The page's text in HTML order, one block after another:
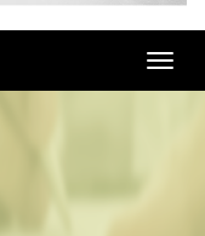
Toggle
navigation